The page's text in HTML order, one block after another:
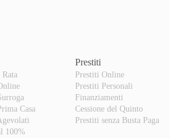
Casa
100%
Prestiti
Prestiti Online
Prestiti Personali
Finanziamenti
Cessione del Quinto
Prestiti senza Busta Paga